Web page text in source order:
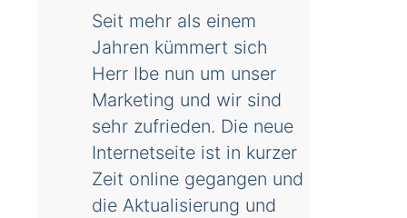
Seit mehr als einem
Jahren kümmert sich
Herr Ibe nun um unser
Marketing und wir sind
sehr zufrieden. Die neue
Internetseite ist in kurzer
Zeit online gegangen und
die Aktualisierung und